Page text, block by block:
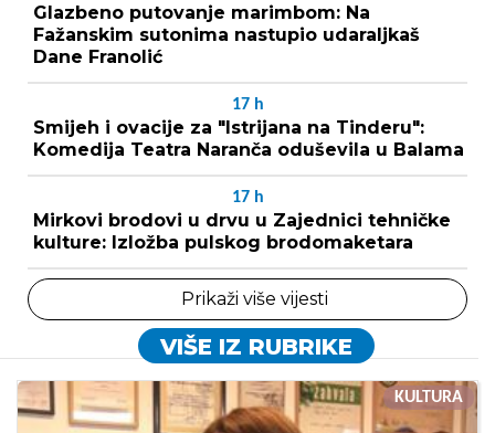
Glazbeno putovanje marimbom: Na
Fažanskim sutonima nastupio udaraljkaš
Dane Franolić
17 h
Smijeh i ovacije za "Istrijana na Tinderu":
Komedija Teatra Naranča oduševila u Balama
17 h
Mirkovi brodovi u drvu u Zajednici tehničke
kulture: Izložba pulskog brodomaketara
Prikaži više vijesti
VIŠE IZ RUBRIKE
KULTURA